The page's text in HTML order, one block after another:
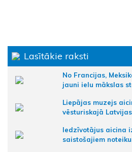
Lasītākie raksti
No Francijas,
jauni ielu mākslas
Liepājas muzejs
vēsturiskajā
Iedzīvotājus aicina
saistošajiem